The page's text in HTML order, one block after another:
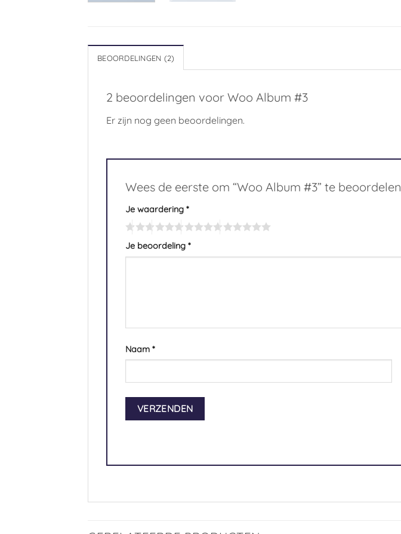
BEOORDELINGEN (2)
2 beoordelingen voor Woo Album #3
Er zijn nog geen beoordelingen.
Wees de eerste om “Woo Album #3” te beoordelen
Je waardering *
Je beoordeling *
Naam *